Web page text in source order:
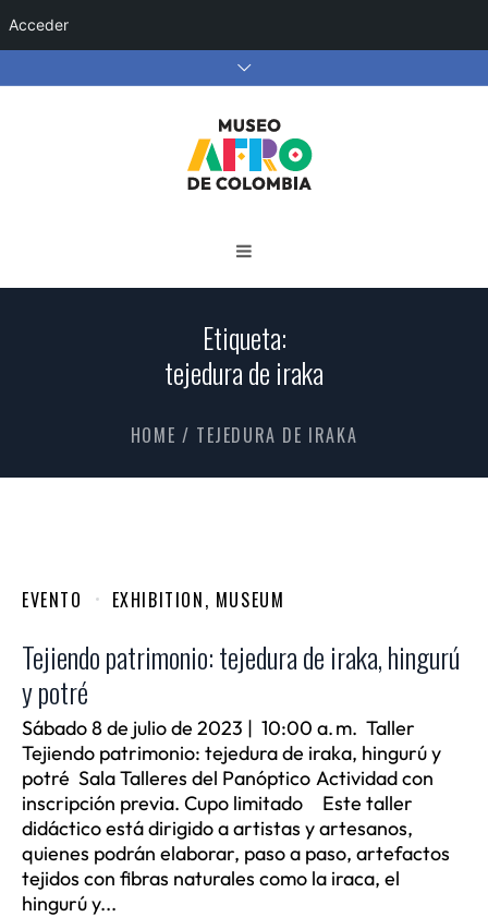
Acceder
Etiqueta:
tejedura de iraka
HOME / TEJEDURA DE IRAKA
EVENTO EXHIBITION, MUSEUM
Tejiendo patrimonio: tejedura de iraka, hingurú
y potré
Sábado 8 de julio de 2023 | 10:00 a. m. Taller
Tejiendo patrimonio: tejedura de iraka, hingurú y
potré Sala Talleres del Panóptico Actividad con
inscripción previa. Cupo limitado Este taller
didáctico está dirigido a artistas y artesanos,
quienes podrán elaborar, paso a paso, artefactos
tejidos con fibras naturales como la iraca, el
hingurú y...